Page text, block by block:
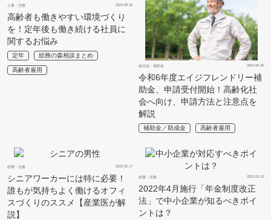
人事・労務 2024.08.26
高齢者も働きやすい環境づくり
を！定年後も働き続ける社員に
関するお悩み
定年 総務の森相談まとめ
高齢者雇用
給付金・補助金 2024.06.26
令和6年度エイジフレンドリー補
助金、申請受付開始！高齢化社
会へ向け、申請方法と注意点を
解説
補助金／助成金 高齢者雇用
総務・法務 2023.02.17
シニアワーカーには特に必要！
誰もが気持ちよく働けるオフィ
スづくりのススメ【産業医が解
説】
総務・法務 2022.03.15
2022年4月施行「年金制度改正
法」で中小企業が知るべきポイ
ントは？